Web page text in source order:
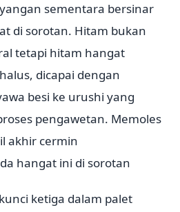
sementara bersinar
di sorotan. Hitam bukan
tetapi hitam hangat
dicapai dengan
besi ke urushi yang
pengawetan. Memoles
akhir cermin
hangat ini di sorotan
ketiga dalam palet